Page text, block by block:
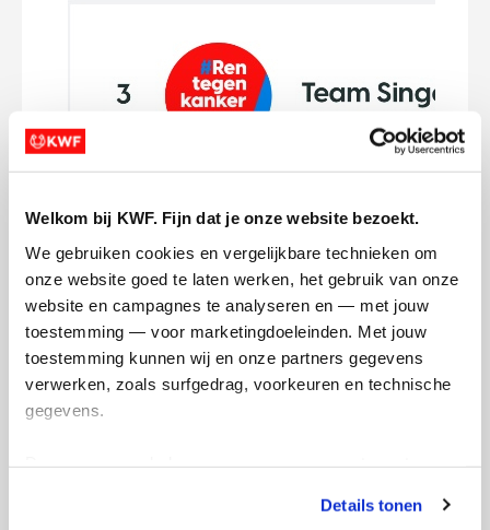
Welkom bij KWF. Fijn dat je onze website bezoekt.
We gebruiken cookies en vergelijkbare technieken om
onze website goed te laten werken, het gebruik van onze
website en campagnes te analyseren en — met jouw
toestemming — voor marketingdoeleinden. Met jouw
toestemming kunnen wij en onze partners gegevens
verwerken, zoals surfgedrag, voorkeuren en technische
gegevens.
tonen. Je kunt je toestemming op elk moment wijzigen of
Details tonen
Op naar plek 1!